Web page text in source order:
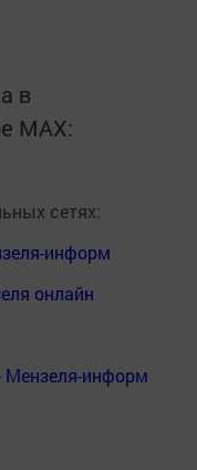
в
MАХ:
сетях:
информ
онлайн
Мензеля-информ